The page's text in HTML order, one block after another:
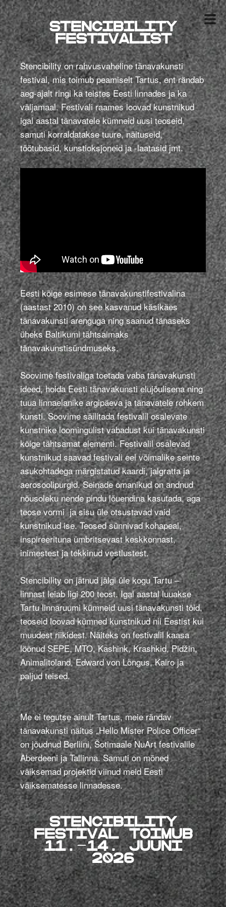
Stencibility
festivalist
Stencibilityon rahvusvaheline tänavakunsti
festival, mis toimub peamiselt Tartus, ent rändab
aeg-ajalt ringi ka teistes Eesti linnades ja ka
väljamaal. Festivali raames loovad kunstnikud
igal aastal tänavatele kümneid uusi teoseid,
samuti korraldatakse tuure, näituseid,
töötubasid, kunstioksjoneid ja -laatasid jmt.
Eesti kõige esimese tänavakunstifestivalina
(aastast 2010) on see kasvanud käsikäes
tänavakunsti arenguga ning saanud tänaseks
üheks Baltikumi tähtsaimaks
tänavakunstisündmuseks.
Soovime festivaliga toetadavaba tänavakunsti
ideed, hoida Eesti tänavakunsti elujõulisena ning
tuua linnaelanike argipäeva ja tänavatele rohkem
kunsti. Soovime säilitada festivalil osalevate
kunstnike loomingulist vabadust kui tänavakunsti
kõige tähtsamat elementi. Festivalil osalevad
kunstnikud saavad festivali eel võimalike seinte
asukohtadega märgistatud kaardi, jalgratta ja
aerosoolipurgid. Seinade omanikud on andnud
nõusoleku nende pindu lõuendina kasutada, aga
teose vormi ja sisu üle otsustavad vaid
kunstnikud ise. Teosed sünnivad kohapeal,
inspireerituna ümbritsevast keskkonnast,
inimestest ja tekkinud vestlustest.
Stencibility on jätnud jälgi üle kogu Tartu –
linnast leiab ligi 200 teost. Igal aastal luuakse
Tartu linnaruumi kümneid uusi tänavakunsti töid,
teoseid loovad kümned kunstnikud nii Eestist kui
muudest riikidest. Näiteks on festivalil kaasa
löönud SEPE, MTO, Kashink, Krashkid, Pidžin,
Animalitoland, Edward von Lõngus, Kairo ja
paljud teised.
Me ei tegutse ainult Tartus, meie rändav
tänavakunsti näitus „Hello Mister Police Officer“
on jõudnud Berliini, Šotimaale NuArt festivalile
Aberdeeni ja Tallinna. Samuti on mõned
väiksemad projektid viinud meid Eesti
väiksematesse linnadesse.
Stencibility
festival toimub
11.-14. juUNI
2026